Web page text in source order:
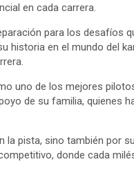
en cada carrera.
para los desafíos
historia en el mundo del
uno de los mejores
de su familia, quienes
pista, sino también por
donde cada